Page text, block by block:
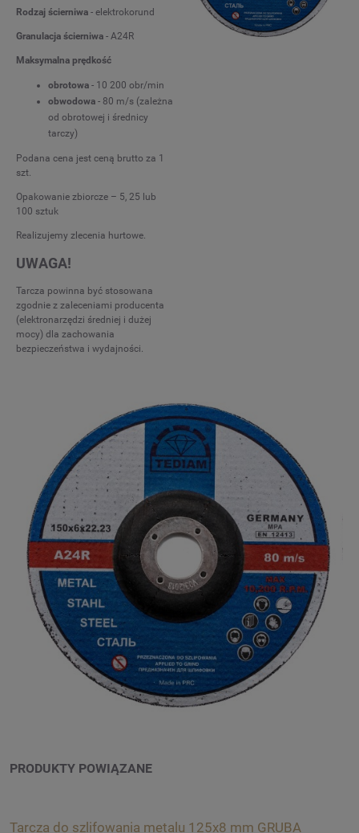
Rodzaj ścierniwa - elektrokorund
Granulacja ścierniwa - A24R
Maksymalna prędkość
obrotowa - 10 200 obr/min
obwodowa - 80 m/s (zależna
od obrotowej i średnicy
tarczy)
Podana cena jest ceną brutto za 1
szt.
Opakowanie zbiorcze – 5, 25 lub
100 sztuk
Realizujemy zlecenia hurtowe.
UWAGA!
Tarcza powinna być stosowana
zgodnie z zaleceniami producenta
(elektronarzędzi średniej i dużej
mocy) dla zachowania
bezpieczeństwa i wydajności. ­­­
PRODUKTY POWIĄZANE
Tarcza do szlifowania metalu 125x8 mm GRUBA